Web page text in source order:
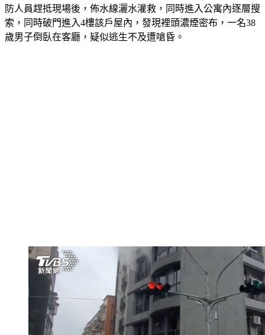
防人員趕抵現場後，佈水線灑水灌救，同時進入公寓內逐層搜
索，同時破門進入4樓該戶屋內，發現裡頭濃煙密布，一名38
歲男子倒臥在客廳，疑似逃生不及遭嗆昏。